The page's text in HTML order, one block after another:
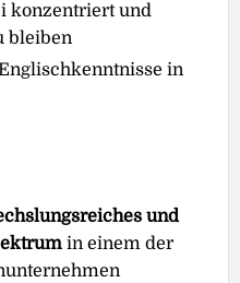
konzentriert und
bleiben
in
und
in einem der